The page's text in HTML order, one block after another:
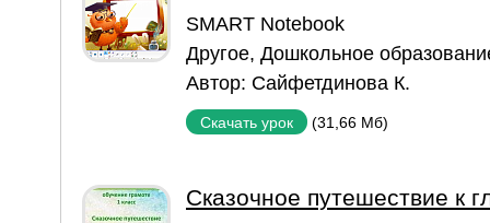
SMART Notebook
Другое, Дошкольное
Автор: Сайфетдинова К.
Скачать урок (31,66 Мб)
Сказочное путешествие к